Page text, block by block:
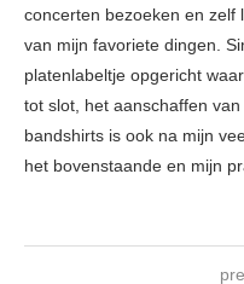
concerten bezoeken en zelf
van mijn favoriete dingen.
platenlabeltje opgericht
tot slot, het aanschaffen
bandshirts is ook na mijn
het bovenstaande en mijn